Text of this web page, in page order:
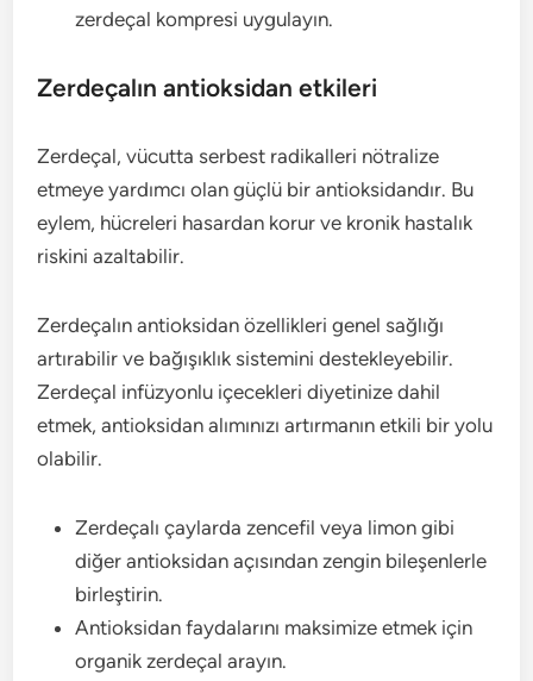
zerdeçal kompresi uygulayın.
Zerdeçalın antioksidan etkileri
Zerdeçal, vücutta serbest radikalleri nötralize
etmeye yardımcı olan güçlü bir antioksidandır. Bu
eylem, hücreleri hasardan korur ve kronik hastalık
riskini azaltabilir.
Zerdeçalın antioksidan özellikleri genel sağlığı
artırabilir ve bağışıklık sistemini destekleyebilir.
Zerdeçal infüzyonlu içecekleri diyetinize dahil
etmek, antioksidan alımınızı artırmanın etkili bir yolu
olabilir.
Zerdeçalı çaylarda zencefil veya limon gibi
diğer antioksidan açısından zengin bileşenlerle
birleştirin.
Antioksidan faydalarını maksimize etmek için
organik zerdeçal arayın.